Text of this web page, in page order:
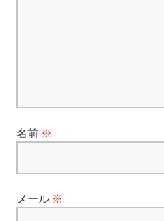
名前 ※
メール ※